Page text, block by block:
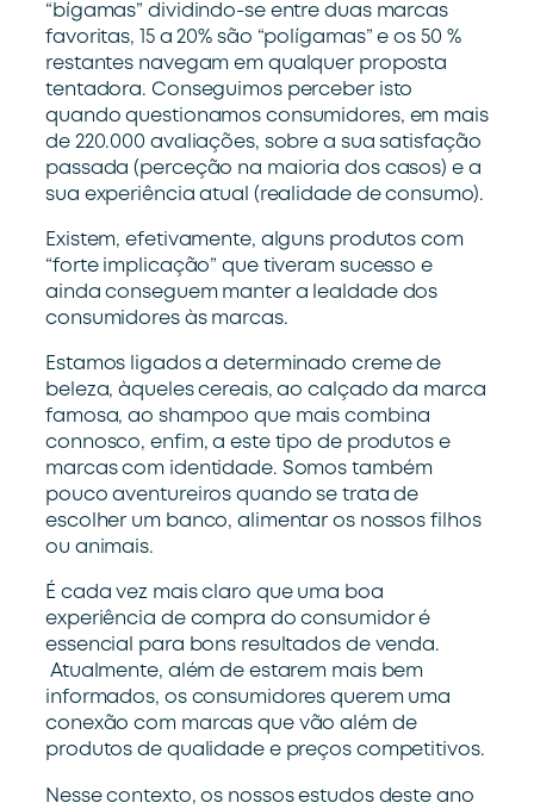
“bígamas” dividindo-se entre duas marcas
favoritas, 15 a 20% são “polígamas” e os 50 %
restantes navegam em qualquer proposta
tentadora. Conseguimos perceber isto
quando questionamos consumidores, em mais
de 220.000 avaliações, sobre a sua satisfação
passada (perceção na maioria dos casos) e a
sua experiência atual (realidade de consumo).
Existem, efetivamente, alguns produtos com
“forte implicação” que tiveram sucesso e
ainda conseguem manter a lealdade dos
consumidores às marcas.
Estamos ligados a determinado creme de
beleza, àqueles cereais, ao calçado da marca
famosa, ao shampoo que mais combina
connosco, enfim, a este tipo de produtos e
marcas com identidade. Somos também
pouco aventureiros quando se trata de
escolher um banco, alimentar os nossos filhos
ou animais.
É cada vez mais claro que uma boa
experiência de compra do consumidor é
essencial para bons resultados de venda.
Atualmente, além de estarem mais bem
informados, os consumidores querem uma
conexão com marcas que vão além de
produtos de qualidade e preços competitivos.
Nesse contexto, os nossos estudos deste ano